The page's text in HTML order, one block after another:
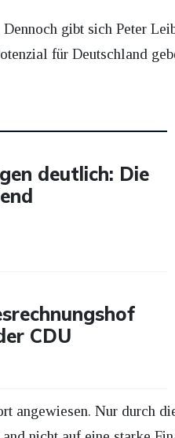
gibt sich Peter
für Deutschland
deutlich: Die
CDU
angewiesen. Nur durch